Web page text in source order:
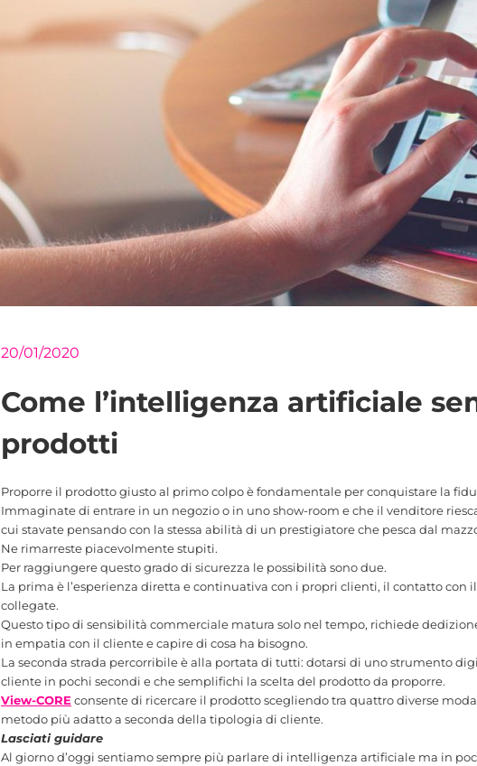
20/01/2020
Come l’intelligenza artificiale
prodotti
Proporre il prodotto giusto al primo colpo è fondamentale per conquistare la
Immaginate di entrare in un negozio o in uno show-room e che il venditore
cui stavate pensando con la stessa abilità di un prestigiatore che pesca dal
Ne rimarreste piacevolmente stupiti.
Per raggiungere questo grado di sicurezza le possibilità sono due.
La prima è l’esperienza diretta e continuativa con i propri clienti, il contatto con
collegate.
Questo tipo di sensibilità commerciale matura solo nel tempo, richiede
in empatia con il cliente e capire di cosa ha bisogno.
La seconda strada percorribile è alla portata di tutti: dotarsi di uno strumento
cliente in pochi secondi e che semplifichi la scelta del prodotto da proporre.
View-COREconsente di ricercare il prodotto scegliendo tra quattro diverse
metodo più adatto a seconda della tipologia di cliente.
Lasciati guidare
Al giorno d’oggi sentiamo sempre più parlare di intelligenza artificiale ma in